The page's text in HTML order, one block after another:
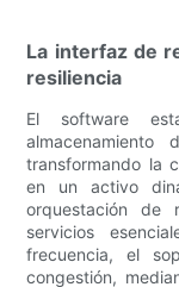
La interfaz de
resiliencia
El software
transformando la
en un activo
orquestación de
servicios
frecuencia, el
congestión,